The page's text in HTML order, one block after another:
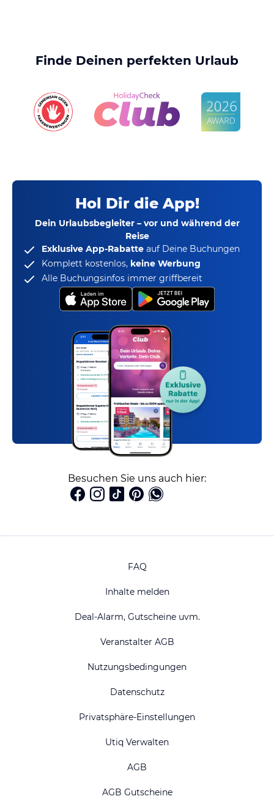
Finde Deinen perfekten Urlaub
Hol Dir die App!
Dein Urlaubsbegleiter – vor und während der
Reise
Exklusive App-Rabatte auf Deine Buchungen
Komplett kostenlos, keine Werbung
Alle Buchungsinfos immer griffbereit
Besuchen Sie uns auch hier:
FAQ
Inhalte melden
Deal-Alarm, Gutscheine uvm.
Veranstalter AGB
Nutzungsbedingungen
Datenschutz
Privatsphäre-Einstellungen
Utiq Verwalten
AGB
AGB Gutscheine